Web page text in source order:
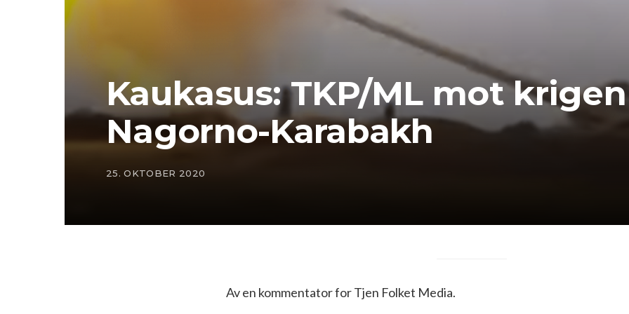
Kaukasus: TKP/ML mot
Nagorno-Karabakh
25. OKTOBER 2020
Av en kommentator for Tjen Folket Media.